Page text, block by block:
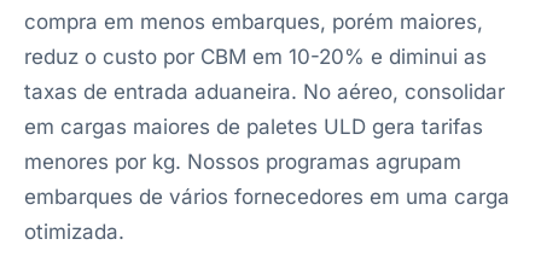
compra em menos embarques, porém maiores,
reduz o custo por CBM em 10-20% e diminui as
taxas de entrada aduaneira. No aéreo, consolidar
em cargas maiores de paletes ULD gera tarifas
menores por kg. Nossos programas agrupam
embarques de vários fornecedores em uma carga
otimizada.